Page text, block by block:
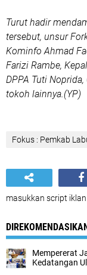
Turut hadir
tersebut, unsur
Kominfo Ahmad
Farizi Rambe,
DPPA Tuti
tokoh lainnya.(YP)
Fokus : Pemkab
masukkan script
Mempererat
Kedatangan